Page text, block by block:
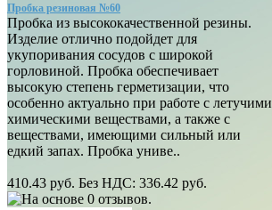
Пробка резиновая №60
Пробка из высококачественной резины.
Изделие отлично подойдет для
укупоривания сосудов с широкой
горловиной. Пробка обеспечивает
высокую степень герметизации, что
особенно актуально при работе с летучими
химическими веществами, а также с
веществами, имеющими сильный или
едкий запах. Пробка униве..
410.43 руб. Без НДС: 336.42 руб.